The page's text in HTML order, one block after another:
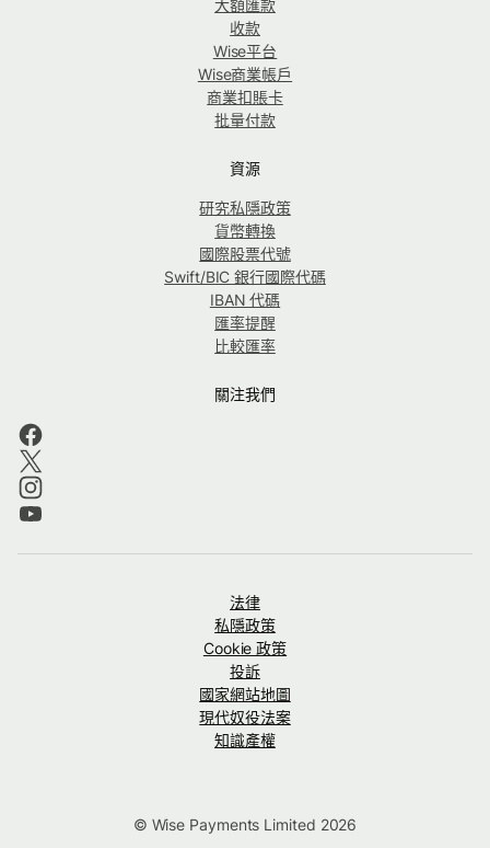
大額匯款
收款
Wise平台
Wise商業帳戶
商業扣賬卡
批量付款
資源
研究私隱政策
貨幣轉換
國際股票代號
Swift/BIC 銀行國際代碼
IBAN 代碼
匯率提醒
比較匯率
關注我們
法律
私隱政策
Cookie 政策
投訴
國家網站地圖
現代奴役法案
知識產權
© Wise Payments Limited 2026